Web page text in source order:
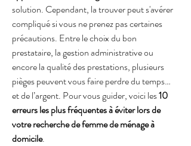
solution. Cependant, la trouver peut s'avérer
compliqué si vous ne prenez pas certaines
précautions. Entre le choix du bon
prestataire, la gestion administrative ou
encore la qualité des prestations, plusieurs
pièges peuvent vous faire perdre du temps…
et de l’argent. Pour vous guider, voici les 10
erreurs les plus fréquentes à éviter lors de
votre recherche de femme de ménage à
domicile.